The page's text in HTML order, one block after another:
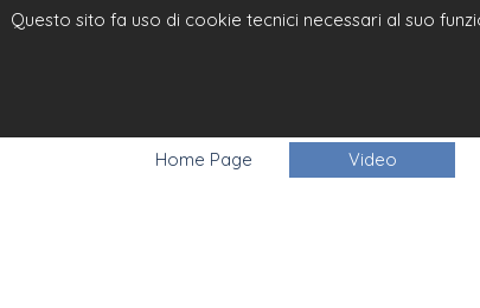
Questo sito fa uso di cookie tecnici necessari al suo
Home Page Video